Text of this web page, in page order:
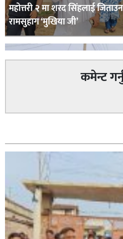
महोत्तरी २ मा शरद सिंहलाई
रामसुहाग ‘मुखिया जी’
कमेन्ट